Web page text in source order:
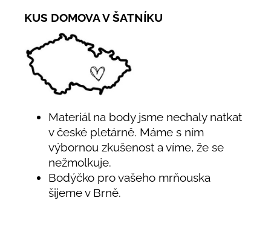
KUS DOMOVA V ŠATNÍKU
Materiál na body jsme nechaly natkat
v české pletárně. Máme s ním
výbornou zkušenost a víme, že se
nežmolkuje.
Bodýčko pro vašeho mrňouska
šijeme v Brně.